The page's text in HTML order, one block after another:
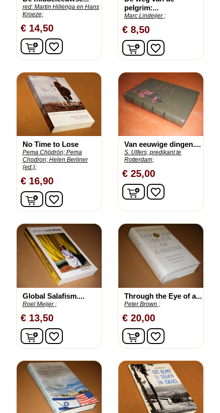
red: Martin Hillenga en Hans
Kroeze;
€ 14,50
In winkelwagen
favorite_border
pelgrim:...
Marc Lindeijer ;
€ 8,50
In winkelwagen
favorite_border
No Time to Lose
Pema Chödrön; Pema
Chodron; Helen Berliner
(ed.);
€ 16,90
In winkelwagen
favorite_border
Van eeuwige dingen....
S. Ulfers, predikant te
Rotterdam;
€ 25,00
In winkelwagen
favorite_border
Global Salafism....
Roel Meijer ;
€ 13,50
In winkelwagen
favorite_border
Through the Eye of a...
Peter Brown ;
€ 20,00
In winkelwagen
favorite_border